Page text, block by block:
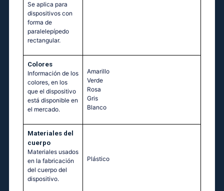
Se aplica para
dispositivos con
forma de
paralelepípedo
rectangular.
Colores
Información de los
colores, en los
que el dispositivo
está disponible en
el mercado.
Amarillo
Verde
Rosa
Gris
Blanco
Materiales del
cuerpo
Materiales usados
en la fabricación
del cuerpo del
dispositivo.
Plástico